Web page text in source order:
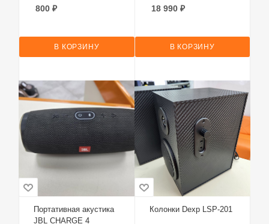
800 ₽
В КОРЗИНУ
18 990₽
В КОРЗИНУ
Портативная акустика
JBL CHARGE 4
Колонки Dexp LSP-201